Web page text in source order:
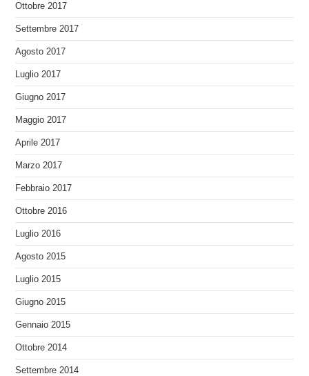
Ottobre 2017
Settembre 2017
Agosto 2017
Luglio 2017
Giugno 2017
Maggio 2017
Aprile 2017
Marzo 2017
Febbraio 2017
Ottobre 2016
Luglio 2016
Agosto 2015
Luglio 2015
Giugno 2015
Gennaio 2015
Ottobre 2014
Settembre 2014